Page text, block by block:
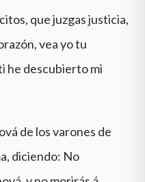
que juzgas justicia,
vea yo tu
he descubierto mi
de los varones de
diciendo: No